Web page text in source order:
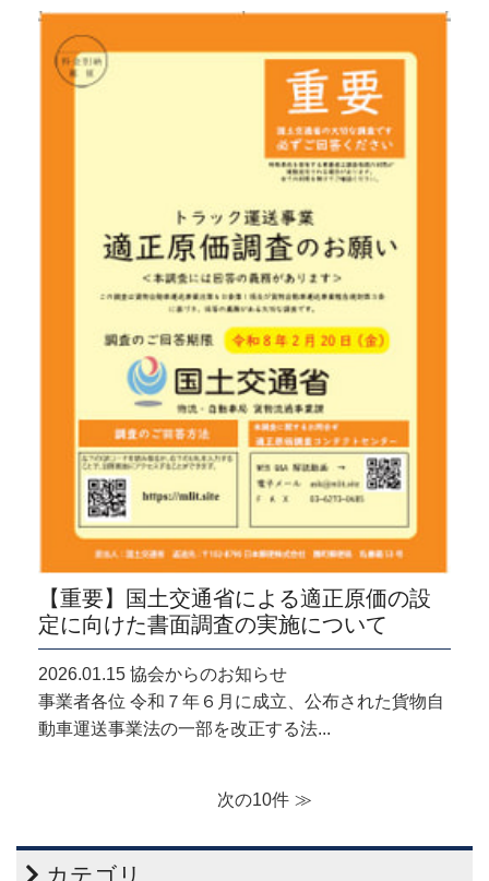
【重要】国土交通省による適正原価の設
定に向けた書面調査の実施について
2026.01.15 協会からのお知らせ
事業者各位 令和７年６月に成立、公布された貨物自
動車運送事業法の一部を改正する法...
次の10件
カテゴリ